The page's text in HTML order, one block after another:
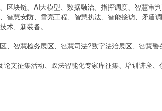
块链、AI大模型、数据融治、指挥调度、智慧审
智慧安防、雪亮工程、智慧执法、智能接访、矛
术、新装备。
智慧检务展区、智慧司法?数字法治展区、智慧警
征集活动、政法智能化专家库征集、培训讲座、